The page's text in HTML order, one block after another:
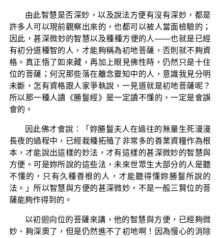
由此智慧是否深妙，以及說法方便有沒有深妙，都是
許多人可以現前觀察出來的，也都可以被人當面檢驗的；
因此，甚深微妙的智慧以及種種方便的人——也就是已經
有初分道種智的人，才能夠稱為初地菩薩，否則就不夠資
格。真正悟了如來藏，再加上眼見佛性時，仍然只是十住
位的菩薩；何況那些落在離念靈知中的人，意識我見分明
未斷，怎有資格跟人家爭執說，一見道就是初地菩薩呢？
所以那一種人讀《勝鬘經》是一定讀不懂的，一定是會誤
會的。
因此佛才會說：「妳勝鬘夫人在過往的無量生死漫漫
長夜的過程中，已經栽種拓殖了非常多的善業資糧作為根
本，才能說出這樣的妙法，才有這樣的甚深微妙的智慧與
方便。可是妳所說的這些法，未來世眾生大部分的人是聽
不懂的，只有久種善根的人，才能聽得懂妳勝鬘所說的
法。」所以智慧與方便的甚深微妙，不是一般三賢位的菩
薩能夠作得到的。
以初迴向位的菩薩來講，他的智慧與方便，已經夠微
妙、夠深奧了，但是仍然進不了初地啊！因為慢心的消除